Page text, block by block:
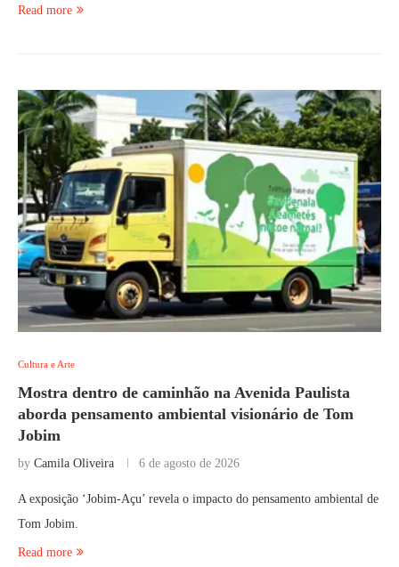
Read more
Cultura e Arte
Mostra dentro de caminhão na Avenida Paulista
aborda pensamento ambiental visionário de Tom
Jobim
by Camila Oliveira 6 de agosto de 2026
A exposição ‘Jobim-Açu’ revela o impacto do pensamento ambiental de
Tom Jobim.
Read more